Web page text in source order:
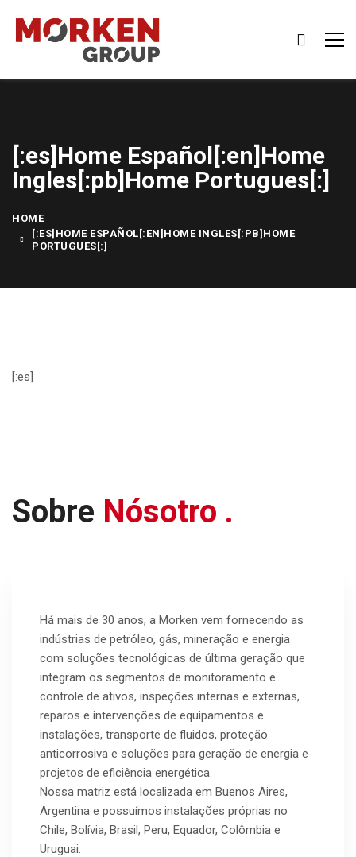
[:es]Home Español[:en]Home
Ingles[:pb]Home Portugues[:]
HOME
[:ES]HOME ESPAÑOL[:EN]HOME INGLES[:PB]HOME
PORTUGUES[:]
[:es]
Sobre Nósotro .
Há mais de 30 anos, a Morken vem fornecendo as
indústrias de petróleo, gás, mineração e energia
com soluções tecnológicas de última geração que
integram os segmentos de monitoramento e
controle de ativos, inspeções internas e externas,
reparos e intervenções de equipamentos e
instalações, transporte de fluidos, proteção
anticorrosiva e soluções para geração de energia e
projetos de eficiência energética.
Nossa matriz está localizada em Buenos Aires,
Argentina e possuímos instalações próprias no
Chile, Bolívia, Brasil, Peru, Equador, Colômbia e
Uruguai.